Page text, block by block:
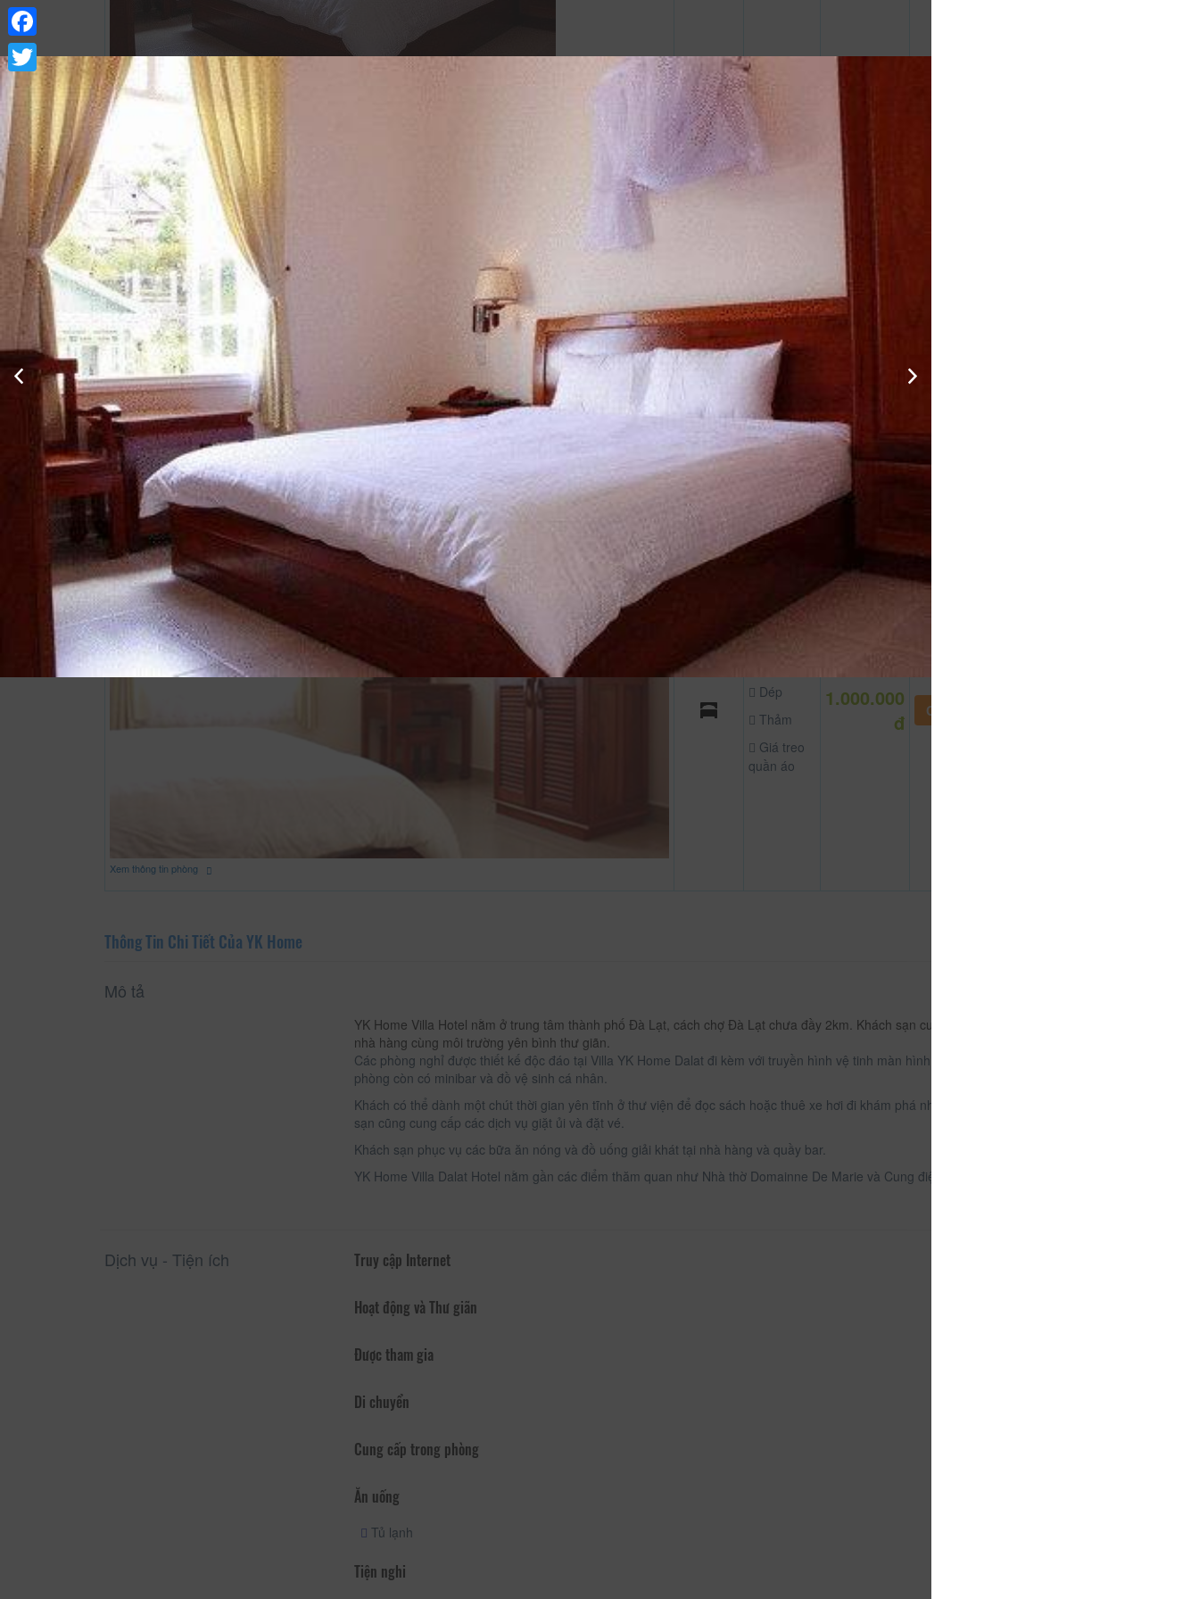
Xem thông tin phòng
Deluxe 2 giường
Xem thông tin phòng
Bàn là
Bàn
Sàn
gỗ/ván
900.000
Suite 1 giường
Xem thông tin phòng
Dép
Thảm
Giá treo
quần áo
1.000.000
đ
CHƯA KHAI BÁO PHÒNG
Thông Tin Chi Tiết Của YK Home
Mô tả
YK Home Villa Hotel nằm ở trung tâm thành phố Đà Lạt, cách chợ Đà Lạt chưa đầy 2km. Khách sạn cung cấp Wi-Fi miễn phí, 1
nhà hàng cùng môi trường yên bình thư giãn.
Các phòng nghỉ được thiết kế độc đáo tại Villa YK Home Dalat đi kèm với truyền hình vệ tinh màn hình phẳng và quạt máy. Trong
phòng còn có minibar và đồ vệ sinh cá nhân.
Khách có thể dành một chút thời gian yên tĩnh ở thư viện để đọc sách hoặc thuê xe hơi đi khám phá những vùng lân cận. Khách
sạn cũng cung cấp các dịch vụ giặt ủi và đặt vé.
Khách sạn phục vụ các bữa ăn nóng và đồ uống giải khát tại nhà hàng và quầy bar.
YK Home Villa Dalat Hotel nằm gần các điểm thăm quan như Nhà thờ Domainne De Marie và Cung điện của bà Trần Lệ Xuân.
Dịch vụ - Tiện ích Truy cập Internet
Hoạt động và Thư giãn
Được tham gia
Di chuyển
Cung cấp trong phòng
Ăn uống
Tủ lạnh
Tiện nghi
Facebook
Twitter